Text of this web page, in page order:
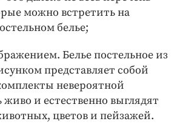
можно встретить на
белье;
Белье постельное из
представляет собой
невероятной
и естественно выглядят
цветов и пейзажей.